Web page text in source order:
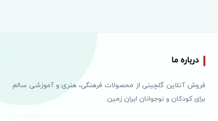
درباره ما
فروش آنلاین گلچینی از محصولات فرهنگی، هنری و آموزشی سالم
برای کودکان و نوجوانان ایران زمین